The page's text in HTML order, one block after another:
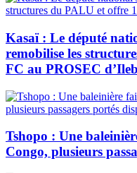
Kasaï : Le député
remobilise les
FC au PROSEC
Tshopo : Une
Congo, plusieurs